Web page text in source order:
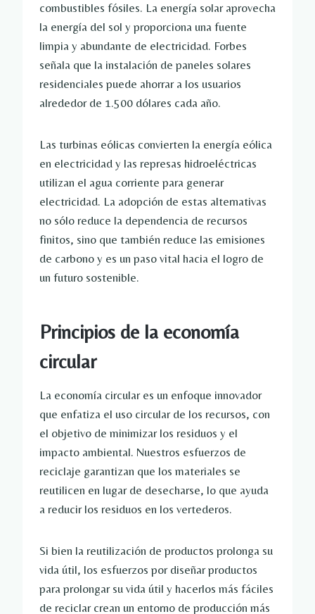
combustibles fósiles. La energía solar aprovecha
la energía del sol y proporciona una fuente
limpia y abundante de electricidad. Forbes
señala que la instalación de paneles solares
residenciales puede ahorrar a los usuarios
alrededor de 1.500 dólares cada año.
Las turbinas eólicas convierten la energía eólica
en electricidad y las represas hidroeléctricas
utilizan el agua corriente para generar
electricidad. La adopción de estas alternativas
no sólo reduce la dependencia de recursos
finitos, sino que también reduce las emisiones
de carbono y es un paso vital hacia el logro de
un futuro sostenible.
Principios de la economía
circular
La economía circular es un enfoque innovador
que enfatiza el uso circular de los recursos, con
el objetivo de minimizar los residuos y el
impacto ambiental. Nuestros esfuerzos de
reciclaje garantizan que los materiales se
reutilicen en lugar de desecharse, lo que ayuda
a reducir los residuos en los vertederos.
Si bien la reutilización de productos prolonga su
vida útil, los esfuerzos por diseñar productos
para prolongar su vida útil y hacerlos más fáciles
de reciclar crean un entorno de producción más